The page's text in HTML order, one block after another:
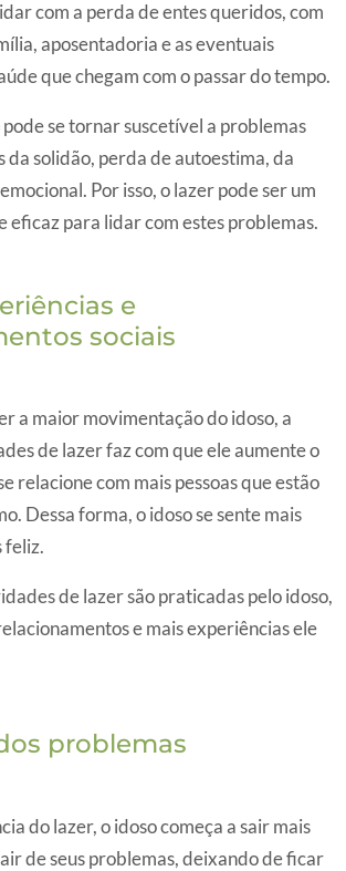
com a perda de entes queridos, com
aposentadoria e as eventuais
que chegam com o passar do tempo.
pode se tornar suscetível a problemas
da solidão, perda de autoestima, da
Por isso, o lazer pode ser um
eficaz para lidar com estes problemas.
e
sociais
a maior movimentação do idoso, a
de lazer faz com que ele aumente o
relacione com mais pessoas que estão
Dessa forma, o idoso se sente mais
feliz.
de lazer são praticadas pelo idoso,
e mais experiências ele
problemas
do lazer, o idoso começa a sair mais
de seus problemas, deixando de ficar